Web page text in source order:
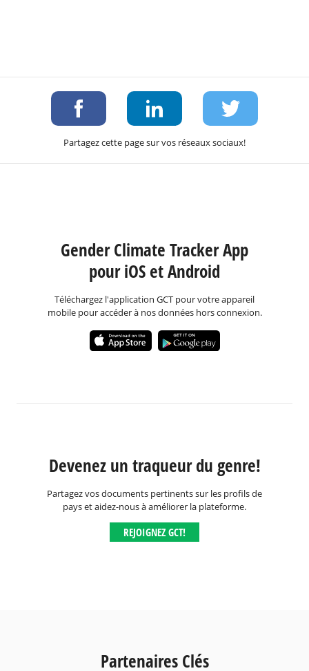
Partagez cette page sur vos réseaux sociaux!
Gender Climate Tracker App
pour iOS et Android
Téléchargez l'application GCT pour votre appareil
mobile pour accéder à nos données hors connexion.
Devenez un traqueur du genre!
Partagez vos documents pertinents sur les profils de
pays et aidez-nous à améliorer la plateforme.
REJOIGNEZ GCT!
Partenaires Clés